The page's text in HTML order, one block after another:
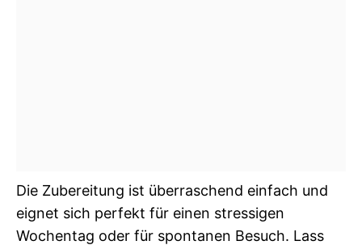
Die Zubereitung ist überraschend einfach und
eignet sich perfekt für einen stressigen
Wochentag oder für spontanen Besuch. Lass